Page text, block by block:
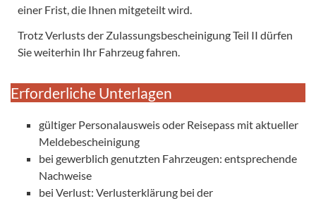
einer Frist, die Ihnen mitgeteilt wird.
Trotz Verlusts der Zulassungsbescheinigung Teil II dürfen
Sie weiterhin Ihr Fahrzeug fahren.
Erforderliche Unterlagen
gültiger Personalausweis oder Reisepass mit aktueller
Meldebescheinigung
bei gewerblich genutzten Fahrzeugen: entsprechende
Nachweise
bei Verlust: Verlusterklärung bei der